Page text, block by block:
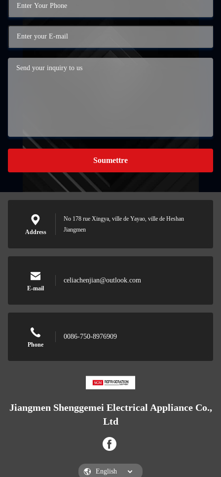
Soumettre
Address
No 178 rue Xingya, ville de Yayao, ville de Heshan
Jiangmen
E-mail
celiachenjian@outlook.com
Phone
0086-750-8976909
Jiangmen Shenggemei Electrical Appliance Co.,
Ltd